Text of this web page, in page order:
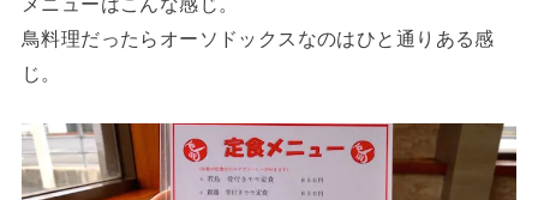
鳥料理だったらオーソドックスなのはひと通りある感
じ。